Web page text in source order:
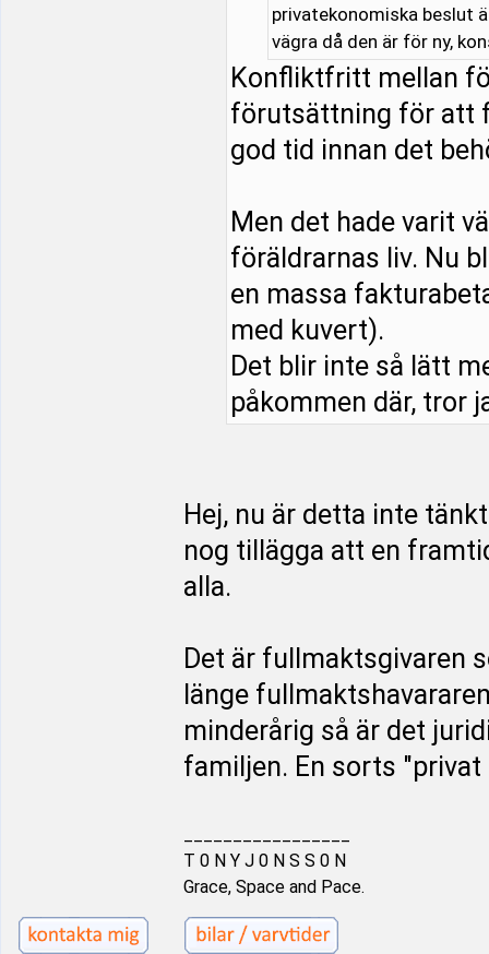
privatekonomiska beslut
vägra då den är för ny,
Konfliktfritt mellan
förutsättning för att
god tid innan det
Men det hade varit
föräldrarnas liv. Nu
en massa
med kuvert).
Det blir inte så lätt
påkommen där, tror
Hej, nu är detta inte
nog tillägga att en
alla.
Det är fullmaktsgivaren
länge
minderårig så är det
familjen. En sorts "privat
T 0 N Y J 0 N S S 0 N
Grace, Space and Pace.